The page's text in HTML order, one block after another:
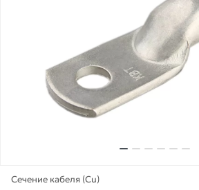
Сечение кабеля (Cu)